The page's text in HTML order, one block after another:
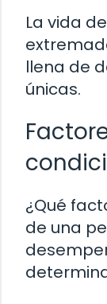
La vida
llena de
únicas.
¿Qué
de una